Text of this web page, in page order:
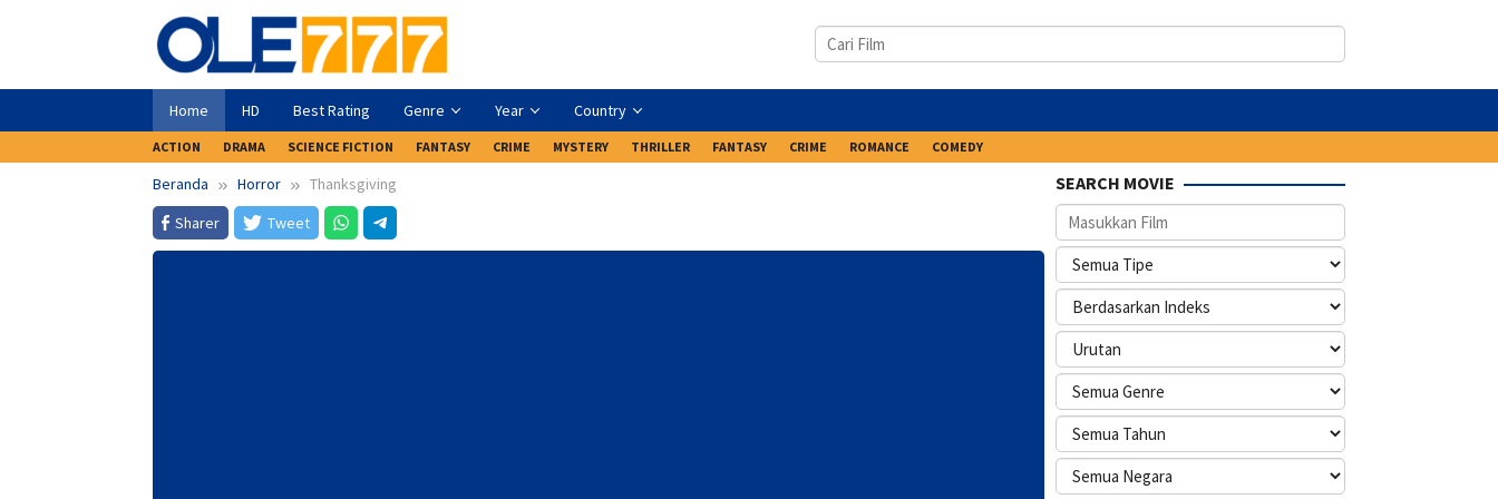
Home HD Best Rating Genre Year Country
ACTION DRAMA SCIENCE FICTION FANTASY CRIME MYSTERY THRILLER FANTASY CRIME ROMANCE COMEDY
Beranda Horror
Thanksgiving
Sharer
Tweet
SEARCH MOVIE